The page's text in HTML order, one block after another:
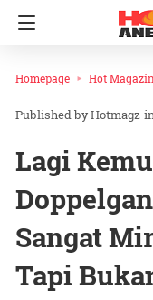
Homepage Hot
Hotmagz
Lagi
Sangat
Tapi